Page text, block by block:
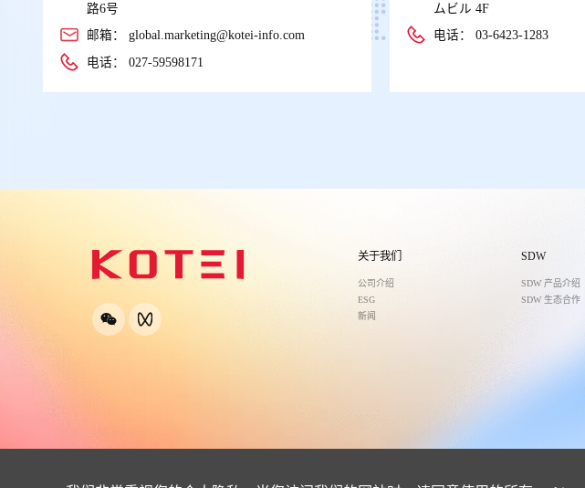
ムビル 4F
电话：03-6423-1283
电话： 647-881-6673
关于我们
公司介绍
ESG
新闻
SDW
SDW 产品介绍
SDW 生态合作